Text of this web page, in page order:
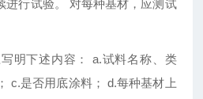
进行试验。 对每种基材，应测试
明下述内容： a.试料名称、类
c.是否用底涂料； d.每种基材上